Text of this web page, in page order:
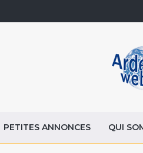
PETITES ANNONCES QUI